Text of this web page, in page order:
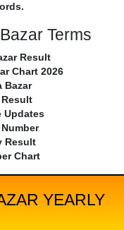
Terms
Result
Chart 2026
Bazar
Updates
Result
Chart
YEARLY